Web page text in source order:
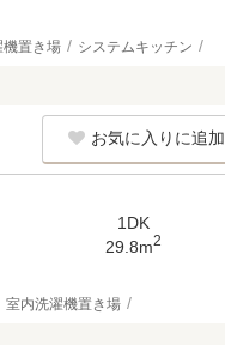
機置き場 システムキッチン
お気に入りに追加
1DK
29.8m2
室内洗濯機置き場